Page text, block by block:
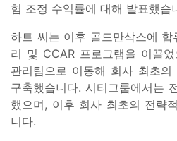
험 조정 수익률에 대해 발표했습
하트 씨는 이후 골드만삭스에
리 및 CCAR 프로그램을 이끌
관리팀으로 이동해 회사 최초
구축했습니다. 시티그룹에서는
했으며, 이후 회사 최초의 전략
니다.